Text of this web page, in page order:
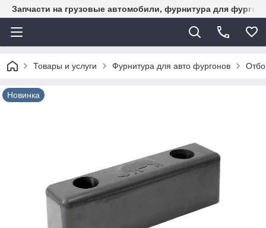
Запчасти на грузовые автомобили, фурнитура для
Товары и услуги Фурнитура для авто фургонов
Новинка